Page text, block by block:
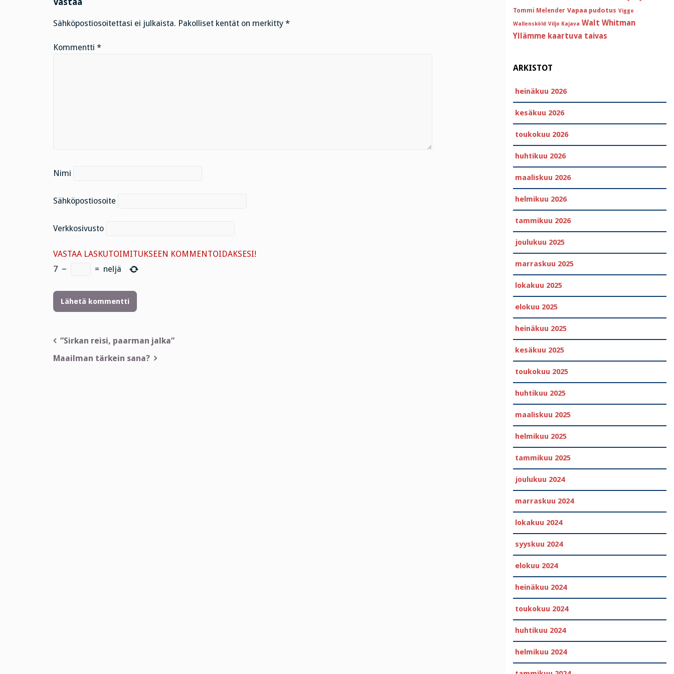
Sähköpostiosoitettasi ei julkaista. Pakolliset kentät on merkitty *
Kommentti *
Nimi
Sähköpostiosoite
Verkkosivusto
VASTAA LASKUTOIMITUKSEEN KOMMENTOIDAKSESI!
7 − = neljä
Artikkelien
selaus
”Sirkan reisi, paarman jalka”
Maailman tärkein sana?
Tommi Melender Vapaa pudotus Viggo
Wallensköld Viljo Kajava Walt Whitman
Yllämme kaartuva taivas
ARKISTOT
heinäkuu 2026
kesäkuu 2026
toukokuu 2026
huhtikuu 2026
maaliskuu 2026
helmikuu 2026
tammikuu 2026
joulukuu 2025
marraskuu 2025
lokakuu 2025
elokuu 2025
heinäkuu 2025
kesäkuu 2025
toukokuu 2025
huhtikuu 2025
maaliskuu 2025
helmikuu 2025
tammikuu 2025
joulukuu 2024
marraskuu 2024
lokakuu 2024
syyskuu 2024
elokuu 2024
heinäkuu 2024
toukokuu 2024
huhtikuu 2024
helmikuu 2024